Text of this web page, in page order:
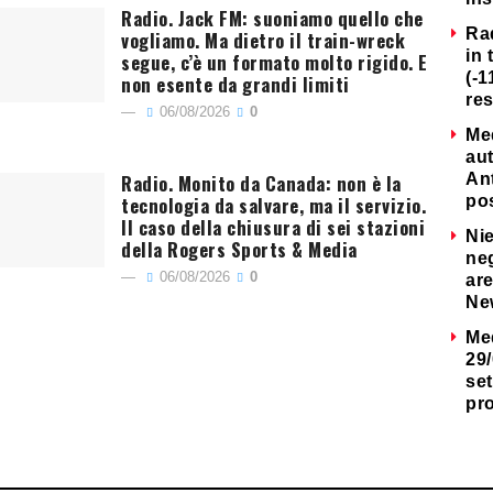
Radio. Jack FM: suoniamo quello che
vogliamo. Ma dietro il train-wreck
segue, c’è un formato molto rigido. E
non esente da grandi limiti
06/08/2026 0
Radio. Monito da Canada: non è la
tecnologia da salvare, ma il servizio.
Il caso della chiusura di sei stazioni
della Rogers Sports & Media
06/08/2026 0
in
(-